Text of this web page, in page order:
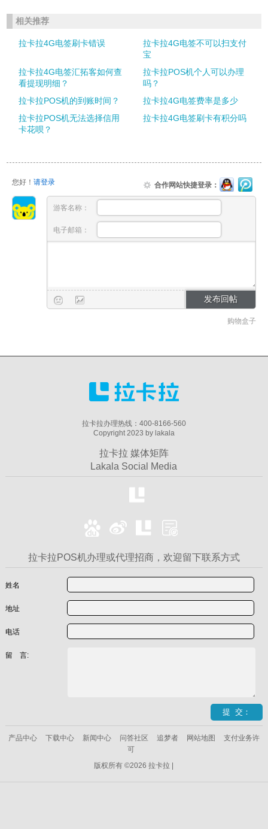
相关推荐
拉卡拉4G电签刷卡错误
拉卡拉4G电签不可以扫支付
宝
拉卡拉4G电签汇拓客如何查
看提现明细？
拉卡拉POS机个人可以办理
吗？
拉卡拉POS机的到账时间？
拉卡拉4G电签费率是多少
拉卡拉POS机无法选择信用
卡花呗？
拉卡拉4G电签刷卡有积分吗
您好！ 请登录 合作网站快捷登录：
游客名称：
电子邮箱：
购物盒子
拉卡拉办理热线：400-8166-560
Copyright 2023 by lakala
拉卡拉 媒体矩阵
Lakala Social Media
拉卡拉POS机办理或代理招商，欢迎留下联系方式
姓名
地址
电话
留 言:
产品中心 下载中心 新闻中心 问答社区 追梦者 网站地图
支付业务许
可
版权所有 ©2026 拉卡拉 |